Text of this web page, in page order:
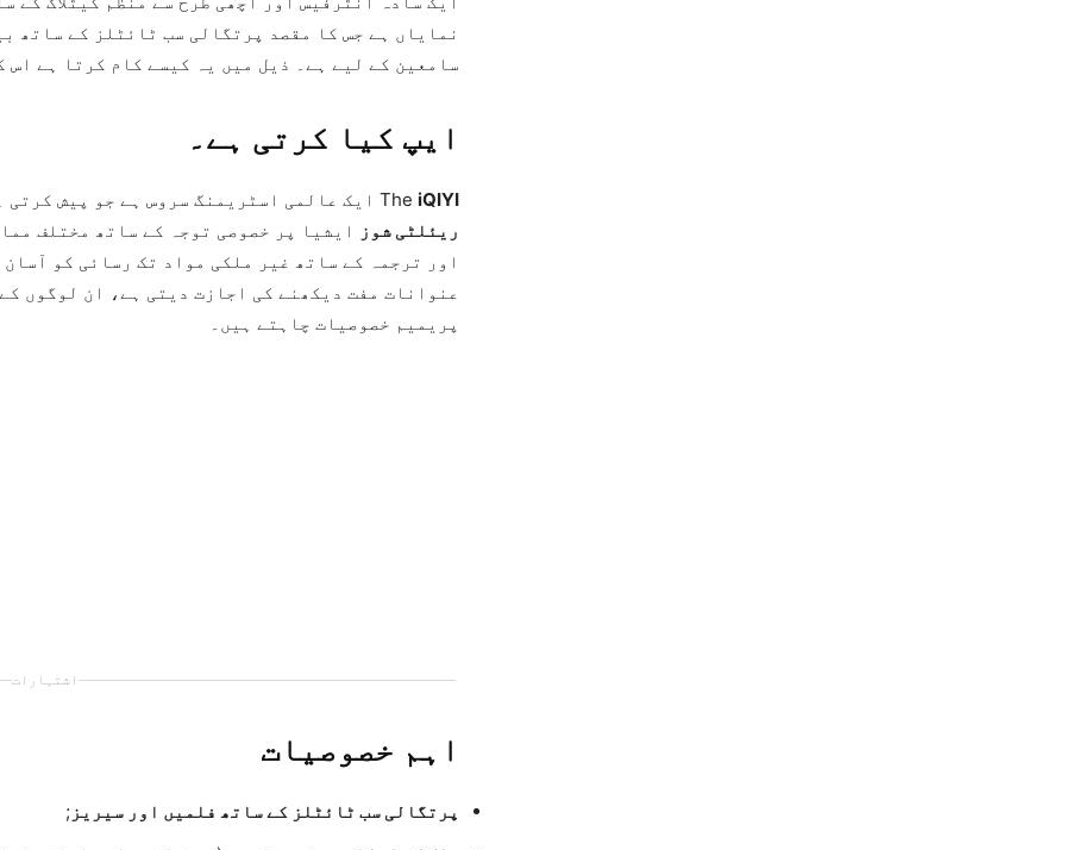
نمایاں ہے جس کا مقصد پرتگالی سب ٹائٹلز کے ساتھ
سامعین کے لیے ہے۔ ذیل میں یہ کیسے کام کرتا ہے اس
ایپ کیا کرتی ہے۔
The iQIYI ایک عالمی اسٹریمنگ سروس ہے جو پیش کرتی
ریئلٹی شوز
ایشیا پر خصوصی توجہ کے ساتھ مختلف
اور ترجمہ کے ساتھ غیر ملکی مواد تک رسائی کو
عنوانات مفت دیکھنے کی اجازت دیتی ہے، ان لوگوں
پریمیم خصوصیات چاہتے ہیں۔
اشتہارات
اہم خصوصیات
پرتگالی سب ٹائٹلز کے ساتھ فلمیں اور سیریز ;